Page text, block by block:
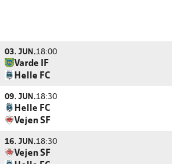
03. JUN.18:00
Varde IF
Helle FC
09. JUN.18:30
Helle FC
Vejen SF
16. JUN.18:30
Vejen SF